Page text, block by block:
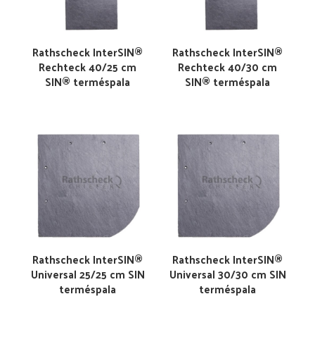
Rathscheck InterSIN®
Rechteck 40/25 cm
SIN® terméspala
Rathscheck InterSIN®
Rechteck 40/30 cm
SIN® terméspala
Rathscheck InterSIN®
Universal 25/25 cm SIN
terméspala
Rathscheck InterSIN®
Universal 30/30 cm SIN
terméspala